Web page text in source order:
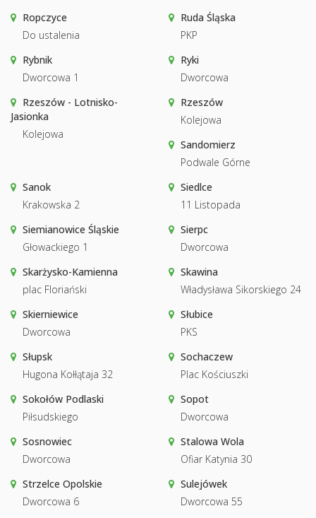
Ropczyce
Do ustalenia
Ruda Śląska
PKP
Rybnik
Dworcowa 1
Ryki
Dworcowa
Rzeszów - Lotnisko-
Jasionka
Kolejowa
Rzeszów
Kolejowa
Sandomierz
Podwale Górne
Sanok
Krakowska 2
Siedlce
11 Listopada
Siemianowice Śląskie
Głowackiego 1
Sierpc
Dworcowa
Skarżysko-Kamienna
plac Floriański
Skawina
Władysława Sikorskiego 24
Skierniewice
Dworcowa
Słubice
PKS
Słupsk
Hugona Kołłątaja 32
Sochaczew
Plac Kościuszki
Sokołów Podlaski
Piłsudskiego
Sopot
Dworcowa
Sosnowiec
Dworcowa
Stalowa Wola
Ofiar Katynia 30
Strzelce Opolskie
Dworcowa 6
Sulejówek
Dworcowa 55